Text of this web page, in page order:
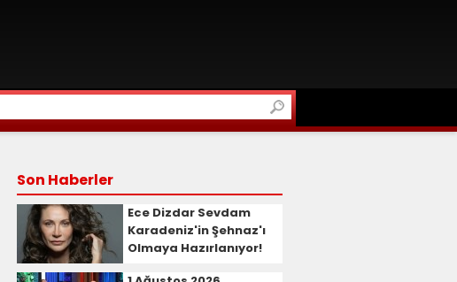
Son Haberler
Ece Dizdar Sevdam
Karadeniz'in Şehnaz'ı
Olmaya Hazırlanıyor!